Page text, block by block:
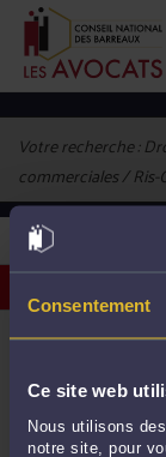
Consentement
Ce site web
Nous utilisons
notre site, pour
Votre recherche :
commerciales / Ris-
avocat
1